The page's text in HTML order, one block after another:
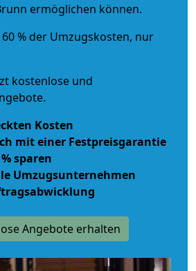
ermöglichen können.
% der Umzugskosten, nur
kostenlose und
Kosten
mit einer Festpreisgarantie
sparen
Umzugsunternehmen
Angebote erhalten